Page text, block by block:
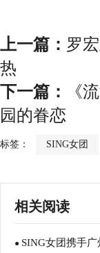
上一篇： 罗
热
下一篇：
《
园的眷恋
标签： SING女团
相关阅读
● SING女团携手